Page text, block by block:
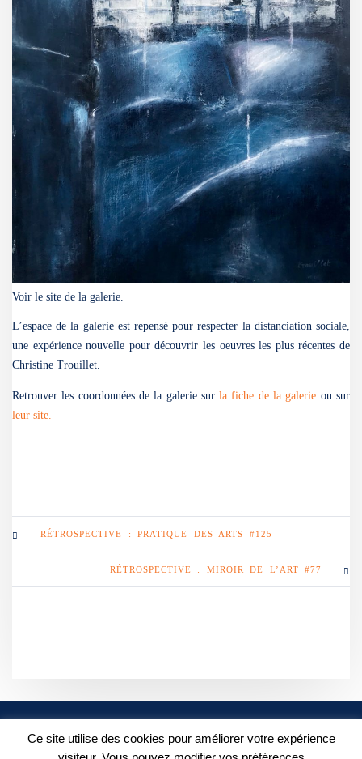
Voir le site de la galerie.
L’espace de la galerie est repensé pour respecter la distanciation sociale,
une expérience nouvelle pour découvrir les oeuvres les plus récentes de
Christine Trouillet.
Retrouver les coordonnées de la galerie surla fiche de la galerie ou sur
leur site.
RÉTROSPECTIVE : PRATIQUE DES ARTS #125
RÉTROSPECTIVE : MIROIR DE L’ART #77
POLITIQUE DE
CONFIDENTIALITÉ
FACEBOOK
Ce site utilise des cookies pour améliorer votre expérience